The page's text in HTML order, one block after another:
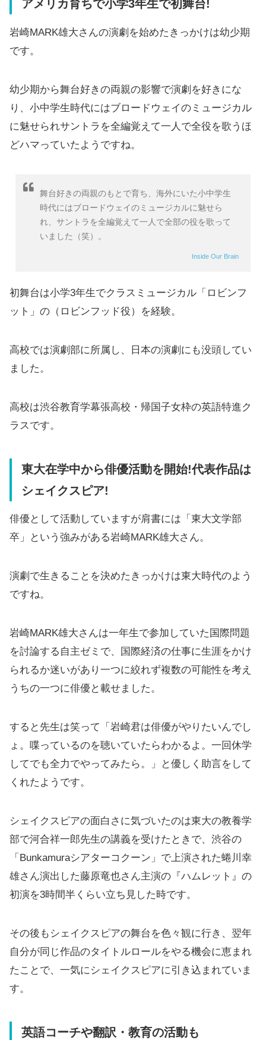
アメリカ育ちで小学3年生で初舞台!
岩崎MARK雄大さんの演劇を始めたきっかけは幼少期
です。
幼少期から舞台好きの両親の影響で演劇を好きにな
り、小中学生時代にはブロードウェイのミュージカル
に魅せられサントラを全編覚えて一人で全役を歌うほ
どハマっていたようですね。
舞台好きの両親のもとで育ち、海外にいた小中学生
時代にはブロードウェイのミュージカルに魅せら
れ、サントラを全編覚えて一人で全部の役を歌って
いました（笑）。
Inside Our Brain
初舞台は小学3年生でクラスミュージカル「ロビンフ
ット」の（ロビンフッド役）を経験。
高校では演劇部に所属し、日本の演劇にも没頭してい
ました。
高校は渋谷教育学幕張高校・帰国子女枠の英語特進ク
ラスです。
東大在学中から俳優活動を開始!代表作品は
シェイクスピア!
俳優として活動していますが肩書には「東大文学部
卒」という強みがある岩崎MARK雄大さん。
演劇で生きることを決めたきっかけは東大時代のよう
ですね。
岩崎MARK雄大さんは一年生で参加していた国際問題
を討論する自主ゼミで、国際経済の仕事に生涯をかけ
られるか迷いがあり一つに絞れず複数の可能性を考え
うちの一つに俳優と載せました。
すると先生は笑って「岩崎君は俳優がやりたいんでし
ょ。喋っているのを聴いていたらわかるよ。一回休学
してでも全力でやってみたら。」と優しく助言をして
くれたようです。
シェイクスピアの面白さに気づいたのは東大の教養学
部で河合祥一郎先生の講義を受けたときで、渋谷の
「Bunkamuraシアターコクーン」で上演された蜷川幸
雄さん演出した藤原竜也さん主演の『ハムレット』の
初演を3時間半くらい立ち見した時です。
その後もシェイクスピアの舞台を色々観に行き、翌年
自分が同じ作品のタイトルロールをやる機会に恵まれ
たことで、一気にシェイクスピアに引き込まれていま
す。
英語コーチや翻訳・教育の活動も